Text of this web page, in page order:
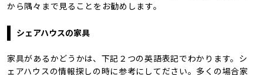
から隅々まで見ることをお勧めします。
シェアハウスの家具
家具があるかどうかは、下記２つの英語表記でわかります。シ
ェアハウスの情報探しの時に参考にしてださい。多くの場合家